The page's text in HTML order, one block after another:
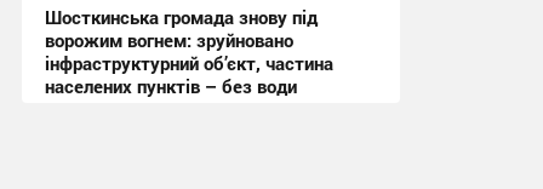
Шосткинська громада знову під
ворожим вогнем: зруйновано
інфраструктурний об’єкт, частина
населених пунктів – без води